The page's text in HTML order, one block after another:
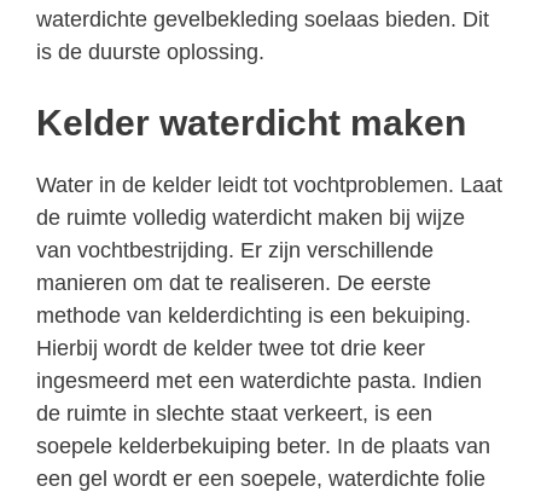
waterdichte gevelbekleding soelaas bieden. Dit
is de duurste oplossing.
Kelder waterdicht maken
Water in de kelder leidt tot vochtproblemen. Laat
de ruimte volledig waterdicht maken bij wijze
van vochtbestrijding. Er zijn verschillende
manieren om dat te realiseren. De eerste
methode van kelderdichting is een bekuiping.
Hierbij wordt de kelder twee tot drie keer
ingesmeerd met een waterdichte pasta. Indien
de ruimte in slechte staat verkeert, is een
soepele kelderbekuiping beter. In de plaats van
een gel wordt er een soepele, waterdichte folie